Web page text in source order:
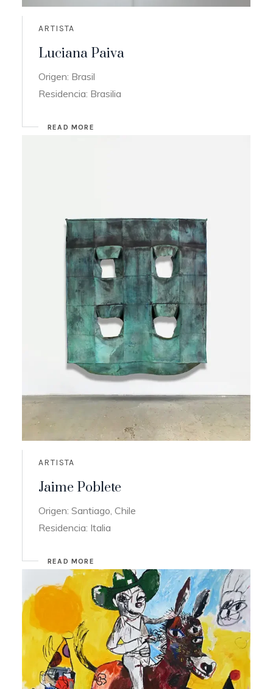
ARTISTA
Luciana Paiva
Origen: Brasil
Residencia: Brasilia
READ MORE
ARTISTA
Jaime Poblete
Origen: Santiago, Chile
Residencia: Italia
READ MORE